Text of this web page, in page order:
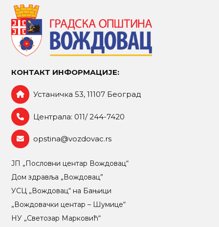
КОНТАКТ ИНФОРМАЦИЈЕ:
Устаничка 53, 11107 Београд
Централа: 011/ 244-7420
opstina@vozdovac.rs
ЈП „Пословни центар Вождовац“
Дом здравља „Вождовац”
УСЦ „Вождовац“ на Бањици
„Вождовачки центар – Шумице“
НУ „Светозар Марковић“